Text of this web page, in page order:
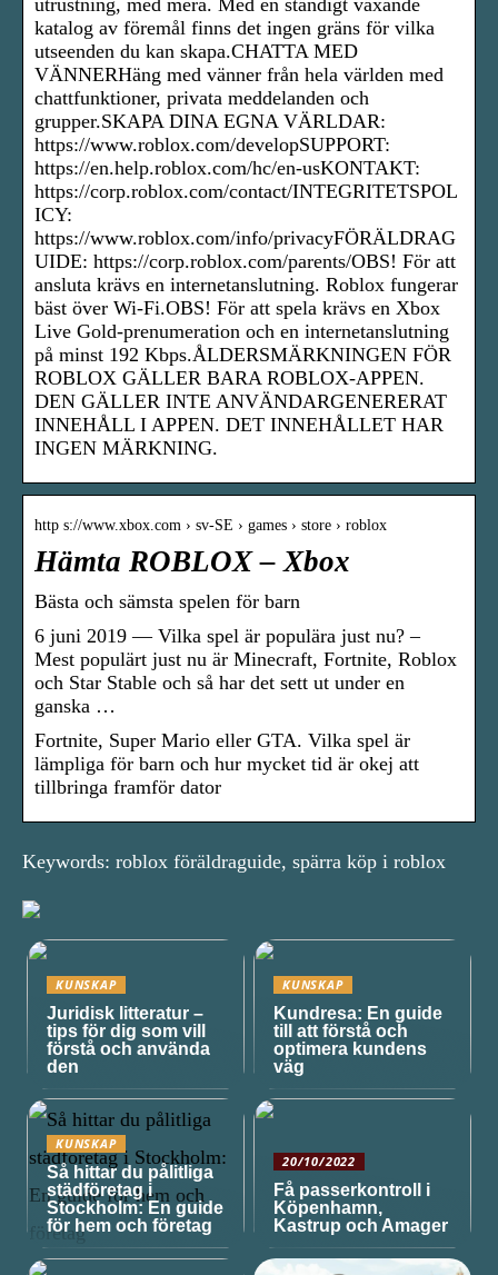
utrustning, med mera. Med en ständigt växande
katalog av föremål finns det ingen gräns för vilka
utseenden du kan skapa.CHATTA MED
VÄNNERHäng med vänner från hela världen med
chattfunktioner, privata meddelanden och
grupper.SKAPA DINA EGNA VÄRLDAR:
https://www.roblox.com/developSUPPORT:
https://en.help.roblox.com/hc/en-usKONTAKT:
https://corp.roblox.com/contact/INTEGRITETSPOL
ICY:
https://www.roblox.com/info/privacyFÖRÄLDRAG
UIDE: https://corp.roblox.com/parents/OBS! För att
ansluta krävs en internetanslutning. Roblox fungerar
bäst över Wi-Fi.OBS! För att spela krävs en Xbox
Live Gold-prenumeration och en internetanslutning
på minst 192 Kbps.ÅLDERSMÄRKNINGEN FÖR
ROBLOX GÄLLER BARA ROBLOX-APPEN.
DEN GÄLLER INTE ANVÄNDARGENERERAT
INNEHÅLL I APPEN. DET INNEHÅLLET HAR
INGEN MÄRKNING.
http s://www.xbox.com › sv-SE › games › store › roblox
Hämta ROBLOX – Xbox
Bästa och sämsta spelen för barn
6 juni 2019 — Vilka spel är populära just nu? –
Mest populärt just nu är Minecraft, Fortnite, Roblox
och Star Stable och så har det sett ut under en
ganska …
Fortnite, Super Mario eller GTA. Vilka spel är
lämpliga för barn och hur mycket tid är okej att
tillbringa framför dator
Keywords: roblox föräldraguide, spärra köp i roblox
KUNSKAP
Juridisk litteratur –
tips för dig som vill
förstå och använda
den
KUNSKAP
Kundresa: En guide
till att förstå och
optimera kundens
väg
KUNSKAP
Så hittar du pålitliga
städföretag i
Stockholm: En guide
för hem och företag
20/10/2022
Få passerkontroll i
Köpenhamn,
Kastrup och Amager